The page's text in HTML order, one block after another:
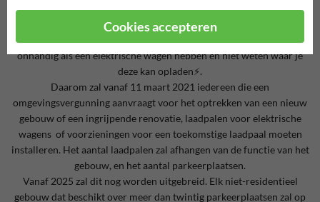
Het is niet meer weg te denken uit het straatbeeld; de elektrische
auto’s. Het aantal hier in Vlaanderen is langzaam maar zeker aan het
groeien, maar hiervoor zijn natuurlijk ook laadpalen nodig. Niets zo
onhandig als een elektrische wagen hebben en niet weten waar je
deze kan opladen⚡️.
Daarom zal vanaf 11 maart 2021 iedereen die een
omgevingsvergunning aanvraagt voor het optrekken van een nieuw
gebouw of een ingrijpende renovatie, laadpalen voor elektrische
wagens of voorzieningen voor een toekomstige laadpaal moeten
installeren. Het aantal laadpalen zal afhangen van de functie van het
gebouw, en het aantal parkeerplaatsen.
Vanaf 2025 zal dit nog worden uitgebreid. Elk niet-residentieel
gebouw dat beschikt over meer dan twintig parkeerplaatsen zal op
Cookies accepteren